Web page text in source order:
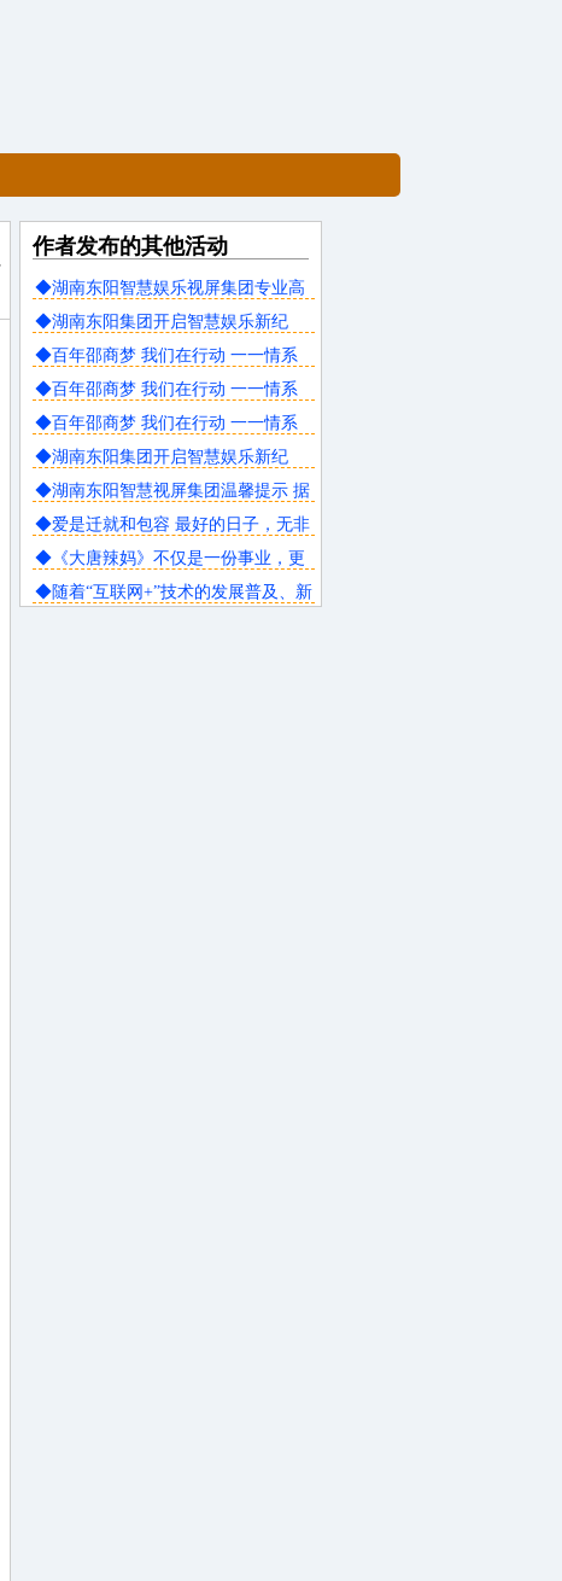
作者发布的其他活动
◆湖南东阳智慧娱乐视屏集团专业高
档直播间打造，智慧酒吧清吧，智慧
派对电音房，智慧夜游文旅，夜总会
◆湖南东阳集团开启智慧娱乐新纪
元！智慧6D沉浸式直播互动电音派对
◆百年邵商梦 我们在行动 一一情系
桑梓活动感言 七组伍辉
◆百年邵商梦 我们在行动 一一情系
桑梓活动感言 七组伍辉
◆百年邵商梦 我们在行动 一一情系
桑梓活动感言 七组伍辉
◆湖南东阳集团开启智慧娱乐新纪
元！智慧直播6D互动沉浸式电音机械
派对！
◆湖南东阳智慧视屏集团温馨提示 据
市气象台暴雨和大风预报，预计4月
18日我市持续几天有中到暴雨，局部
注意以下事项:
◆爱是迁就和包容 最好的日子，无非
是你在闹，他在笑，如此温暖过一
生；
◆《大唐辣妈》不仅是一份事业，更
是一份福报，也是我为团队伙伴选择
◆随着“互联网+”技术的发展普及、新